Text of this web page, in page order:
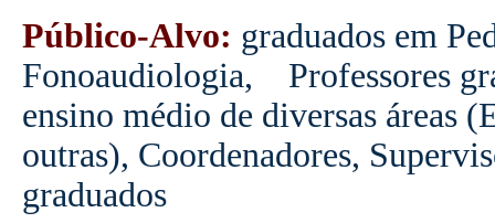
Público-Alvo: graduados em
Fonoaudiologia,
Professores
ensino médio de diversas áreas
outras), Coordenadores,
graduados